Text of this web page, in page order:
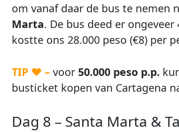
om vanaf daar de bus te nemen
Marta. De bus deed er ongeveer
kostte ons 28.000 peso (€8) per
TIP ♥ – voor 50.000 peso p.p.
busticket kopen van Cartagena
Dag 8 – Santa Marta &